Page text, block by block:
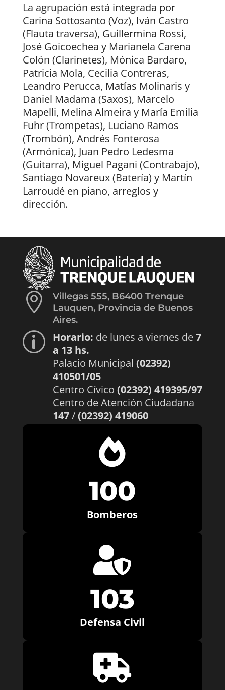
La agrupación está integrada por
Carina Sottosanto (Voz), Iván Castro
(Flauta traversa), Guillermina Rossi,
José Goicoechea y Marianela Carena
Colón (Clarinetes), Mónica Bardaro,
Patricia Mola, Cecilia Contreras,
Leandro Perucca, Matías Molinaris y
Daniel Madama (Saxos), Marcelo
Mapelli, Melina Almeira y María Emilia
Fuhr (Trompetas), Luciano Ramos
(Trombón), Andrés Fonterosa
(Armónica), Juan Pedro Ledesma
(Guitarra), Miguel Pagani (Contrabajo),
Santiago Novareux (Batería) y Martín
Larroudé en piano, arreglos y
dirección.

Villegas 555, B6400 Trenque
Lauquen, Provincia de Buenos
Aires.
p Horario: de lunes a viernes de7
a 13 hs.
Palacio Municipal (02392)
410501/05
Centro Cívico (02392) 419395/97
Centro de Atención Ciudadana
147/(02392) 419060

100
Bomberos

103
Defensa Civil
